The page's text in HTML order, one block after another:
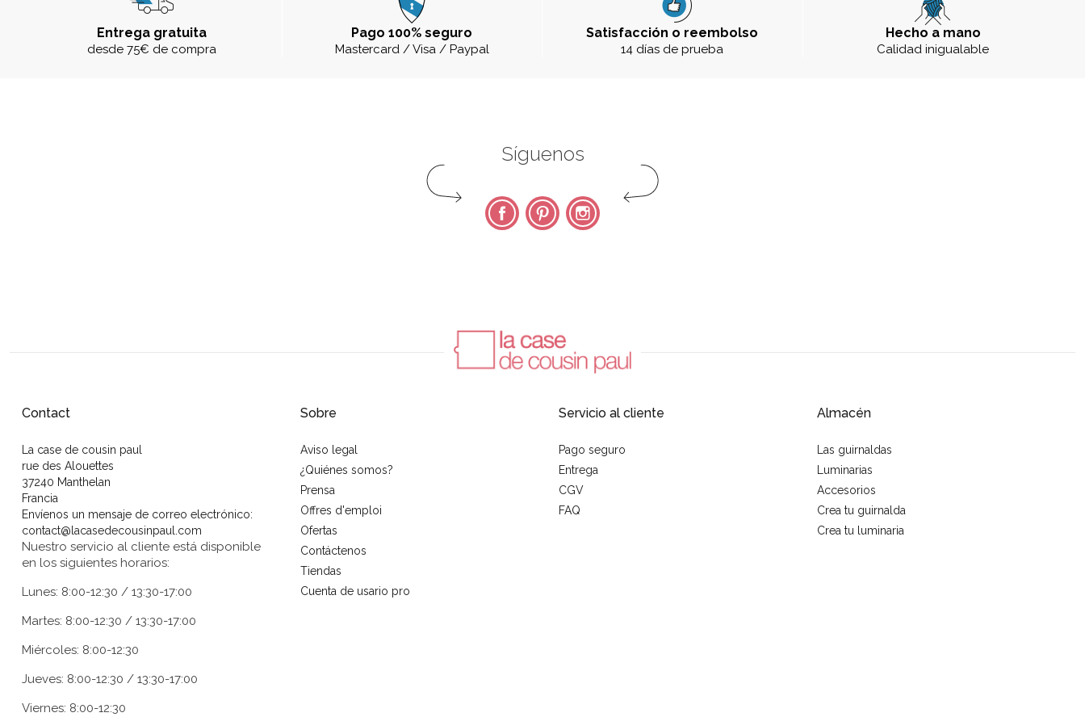
Entrega gratuita
desde 75€ de compra
Pago 100% seguro
Mastercard / Visa / Paypal
Satisfacción o reembolso
14 días de prueba
Hecho a mano
Calidad inigualable
Síguenos
FacebookPinterest Instagram
Contact
La case de cousin paul
rue des Alouettes
37240 Manthelan
Francia
Envíenos un mensaje de correo electrónico:
contact@lacasedecousinpaul.com
Nuestro servicio al cliente está disponible
en los siguientes horarios:
Lunes: 8:00-12:30 / 13:30-17:00
Martes: 8:00-12:30 / 13:30-17:00
Miércoles: 8:00-12:30
Jueves: 8:00-12:30 / 13:30-17:00
Viernes: 8:00-12:30
Sobre
Aviso legal
¿Quiénes somos?
Prensa
Offres d'emploi
Ofertas
Contáctenos
Tiendas
Cuenta de usario pro
Servicio al cliente
Pago seguro
Entrega
CGV
FAQ
Almacén
Las guirnaldas
Luminarias
Accesorios
Crea tu guirnalda
Crea tu luminaria